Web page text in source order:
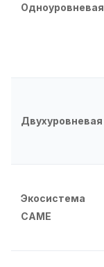
Одноуровневая
Двухуровневая
Экосистема
CAME